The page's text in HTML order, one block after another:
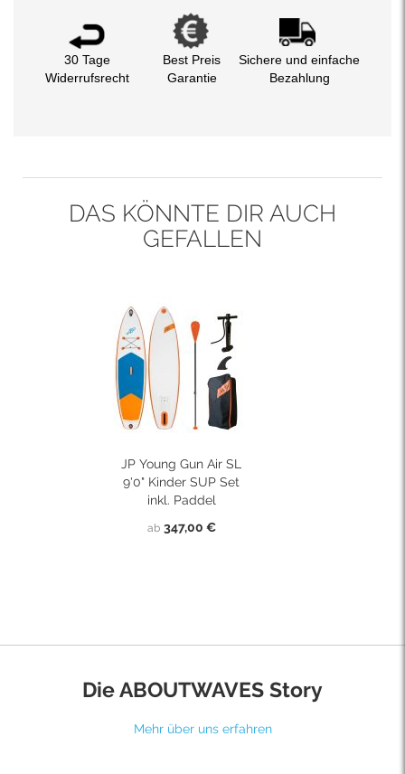
30 Tage
Widerrufsrecht
Best Preis
Garantie
Sichere und einfache
Bezahlung
DAS KÖNNTE DIR AUCH
GEFALLEN
JP Young Gun Air SL
9'0" Kinder SUP Set
inkl. Paddel
ab 347,00 €
Die ABOUTWAVES Story
Mehr über uns erfahren